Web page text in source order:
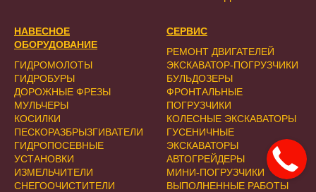
НАВЕСНОЕ
ОБОРУДОВАНИЕ
ГИДРОМОЛОТЫ
ГИДРОБУРЫ
ДОРОЖНЫЕ ФРЕЗЫ
МУЛЬЧЕРЫ
КОСИЛКИ
ПЕСКОРАЗБРЫЗГИВАТЕЛИ
ГИДРОПОСЕВНЫЕ
УСТАНОВКИ
ИЗМЕЛЬЧИТЕЛИ
СНЕГООЧИСТИТЕЛИ
СЕРВИС
РЕМОНТ ДВИГАТЕЛЕЙ
ЭКСКАВАТОР-ПОГРУЗЧИКИ
БУЛЬДОЗЕРЫ
ФРОНТАЛЬНЫЕ
ПОГРУЗЧИКИ
КОЛЕСНЫЕ ЭКСКАВАТОРЫ
ГУСЕНИЧНЫЕ
ЭКСКАВАТОРЫ
АВТОГРЕЙДЕРЫ
МИНИ-ПОГРУЗЧИКИ
ВЫПОЛНЕННЫЕ РАБОТЫ